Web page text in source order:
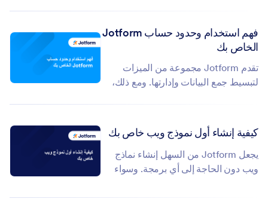
فهم استخدام وحدود حساب Jotform
الخاص بك
تقدم Jotform مجموعة من الميزات
لتبسيط جمع البيانات وإدارتها. ومع ذلك،
كيفية إنشاء أول نموذج ويب خاص بك
يجعل Jotform من السهل إنشاء نماذج
ويب دون الحاجة إلى أي برمجة. وسواء